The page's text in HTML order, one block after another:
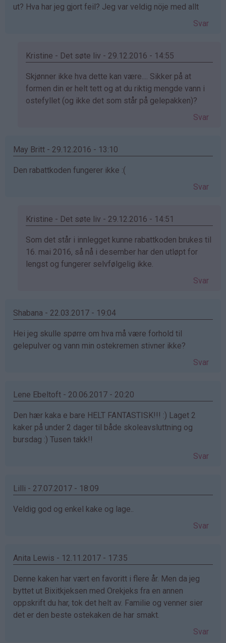
ut? Hva har jeg gjort feil? Jeg var veldig nöje med allt
Svar
Kristine - Det søte liv - 29.12.2016 - 14:55
Som
svar
på
bekreftet)
Skjønner ikke hva dette kan være.... Sikker på at
formen din er helt tett og at du riktig mengde vann i
ostefyllet (og ikke det som står på gelepakken)?
Svar
May Britt - 29.12.2016 - 13:10
Den rabattkoden fungerer ikke :(
Svar
Kristine - Det søte liv - 29.12.2016 - 14:51
Som
svar
på
(ikke
Som det står i innlegget kunne rabattkoden brukes til
16. mai 2016, så nå i desember har den utløpt for
lengst og fungerer selvfølgelig ikke.
Svar
Shabana - 22.03.2017 - 19:04
Hei jeg skulle spørre om hva må være forhold til
gelepulver og vann min ostekremen stivner ikke?
Svar
Lene Ebeltoft - 20.06.2017 - 20:20
Den hær kaka e bare HELT FANTASTISK!!! :) Laget 2
kaker på under 2 dager til både skoleavsluttning og
bursdag :) Tusen takk!!
Svar
Lilli - 27.07.2017 - 18:09
Veldig god og enkel kake og lage..
Svar
Anita Lewis - 12.11.2017 - 17:35
Denne kaken har vært en favoritt i flere år. Men da jeg
byttet ut Bixitkjeksen med Orekjeks fra en annen
oppskrift du har, tok det helt av. Familie og venner sier
det er den beste ostekaken de har smakt.
Svar